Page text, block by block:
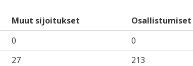
Muut sijoitukset Osallistumiset
0 0
27 213